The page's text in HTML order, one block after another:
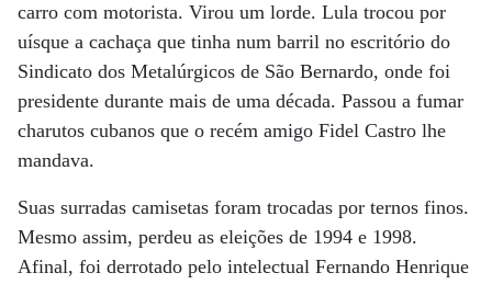
carro com motorista. Virou um lorde. Lula trocou por
uísque a cachaça que tinha num barril no escritório do
Sindicato dos Metalúrgicos de São Bernardo, onde foi
presidente durante mais de uma década. Passou a fumar
charutos cubanos que o recém amigo Fidel Castro lhe
mandava.
Suas surradas camisetas foram trocadas por ternos finos.
Mesmo assim, perdeu as eleições de 1994 e 1998.
Afinal, foi derrotado pelo intelectual Fernando Henrique